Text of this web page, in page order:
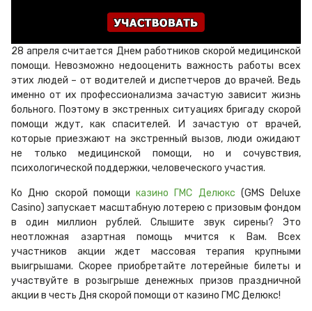
28 апреля считается Днем работников скорой медицинской
помощи. Невозможно недооценить важность работы всех
этих людей – от водителей и диспетчеров до врачей. Ведь
именно от их профессионализма зачастую зависит жизнь
больного. Поэтому в экстренных ситуациях бригаду скорой
помощи ждут, как спасителей. И зачастую от врачей,
которые приезжают на экстренный вызов, люди ожидают
не только медицинской помощи, но и сочувствия,
психологической поддержки, человеческого участия.
Ко Дню скорой помощи казино ГМС Делюкс (GMS Deluxe
Casino) запускает масштабную лотерею с призовым фондом
в один миллион рублей. Слышите звук сирены? Это
неотложная азартная помощь мчится к Вам. Всех
участников акции ждет массовая терапия крупными
выигрышами. Скорее приобретайте лотерейные билеты и
участвуйте в розыгрыше денежных призов праздничной
акции в честь Дня скорой помощи от казино ГМС Делюкс!